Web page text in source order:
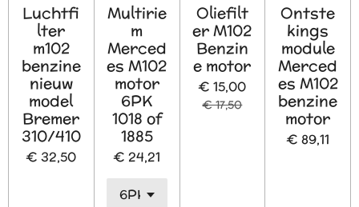
Luchtfi
lter
m102
benzine
nieuw
model
Bremer
310/410
€ 32,50
Multirie
m
Merced
es M102
motor
6PK
1018 of
1885
€ 24,21
Oliefilt
er M102
Benzin
e motor
€ 15,00
€ 17,50
Ontste
kings
module
Merced
es M102
benzine
motor
€ 89,11